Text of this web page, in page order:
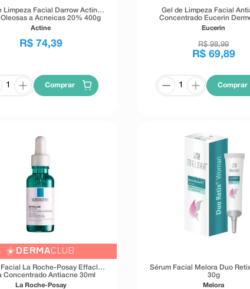
Limpeza Facial Darrow Actine
a Acneicas 20% 400g
Actine
R$ 74,39
Comprar
Gel de Limpeza Facial
Concentrado Eucerin
Clinical Oil Control Efeito
Eucerin
R$ 98,99
R$ 69,89
Comprar
DERMACLUB
La Roche-Posay Effaclar
Concentrado Antiacne 30ml
La Roche-Posay
Sérum Facial Melora Duo
30g
Melora